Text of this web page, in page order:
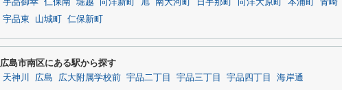
宇品御幸 仁保南 堀越 向洋新町 旭 南大河町 日宇那町 向洋大原町 本浦町 青崎
宇品東
山城町 仁保新町
広島市南区にある駅から探す
天神川 広島 広大附属学校前 宇品二丁目 宇品三丁目 宇品四丁目 海岸通